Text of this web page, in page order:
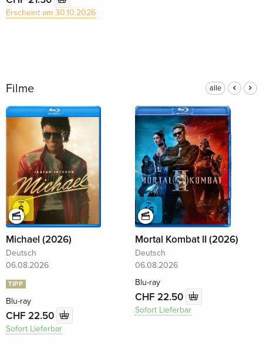
Erscheint am 30.10.2026
Filme alle
Michael (2026)
Deutsch
06.08.2026
TIPP
Blu-ray
CHF 22.50
Sofort Lieferbar
Mortal Kombat II (2026)
Deutsch
06.08.2026
Blu-ray
CHF 22.50
Sofort Lieferbar